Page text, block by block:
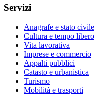
Servizi
Anagrafe e stato civile
Cultura e tempo libero
Vita lavorativa
Imprese e commercio
Appalti pubblici
Catasto e urbanistica
Turismo
Mobilità e trasporti